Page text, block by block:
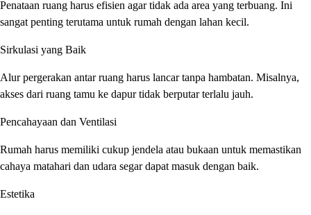
Penataan ruang harus efisien agar tidak ada area yang terbuang. Ini
sangat penting terutama untuk rumah dengan lahan kecil.
Sirkulasi yang Baik
Alur pergerakan antar ruang harus lancar tanpa hambatan. Misalnya,
akses dari ruang tamu ke dapur tidak berputar terlalu jauh.
Pencahayaan dan Ventilasi
Rumah harus memiliki cukup jendela atau bukaan untuk memastikan
cahaya matahari dan udara segar dapat masuk dengan baik.
Estetika